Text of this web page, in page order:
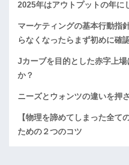
2025年はアウトプットの年に
マーケティングの基本行動指
らなくなったらまず初めに確
Jカーブを目的とした赤字上
か？
ニーズとウォンツの違いを押
【物理を諦めてしまった全て
ための２つのコツ